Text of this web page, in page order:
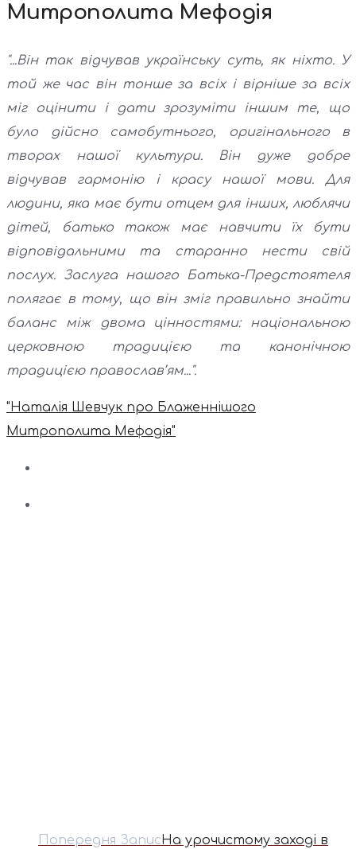
Митрополита Мефодія
"...Він так відчував українську суть, як ніхто. У
той же час він тонше за всіх і вірніше за всіх
міг оцінити і дати зрозуміти іншим те, що
було дійсно самобутнього, оригінального в
творах нашої культури. Він дуже добре
відчував гармонію і красу нашої мови. Для
людини, яка має бути отцем для інших, люблячи
дітей, батько також має навчити їх бути
відповідальними та старанно нести свій
послух. Заслуга нашого Батька-Предстоятеля
полягає в тому, що він зміг правильно знайти
баланс між двома цінностями: національною
церковною традицією та канонічною
традицією православ’ям...".
"Наталія Шевчук про Блаженнішого
Митрополита Мефодія"
Попередня ЗаписНа урочистому заході в